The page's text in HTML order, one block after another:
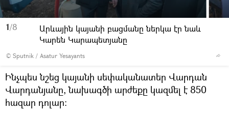
1/8
© Sputnik / Asatur Yesayants
Արևային կայանի բացմանը ներկա էր նաև
Կարեն Կարապետյանը
Ինչպես նշեց կայանի սեփականատեր Վարդան
Վարդանյանը, նախագծի արժեքը կազմել է 850
հազար դոլար։